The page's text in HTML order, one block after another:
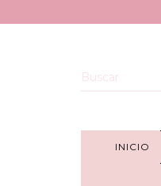
INICIO